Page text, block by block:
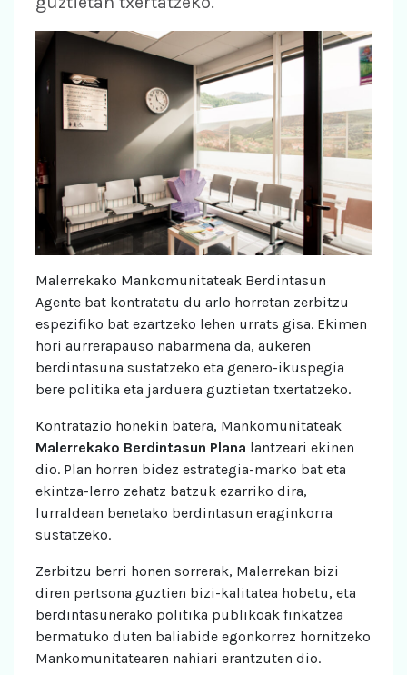
Malerrekako Mankomunitateak Berdintasun
Agente bat kontratatu du arlo horretan zerbitzu
espezifiko bat ezartzeko lehen urrats gisa. Ekimen
hori aurrerapauso nabarmena da, aukeren
berdintasuna sustatzeko eta genero-ikuspegia
bere politika eta jarduera guztietan txertatzeko.
Kontratazio honekin batera, Mankomunitateak
Malerrekako Berdintasun Plana lantzeari ekinen
dio. Plan horren bidez estrategia-marko bat eta
ekintza-lerro zehatz batzuk ezarriko dira,
lurraldean benetako berdintasun eraginkorra
sustatzeko.
Zerbitzu berri honen sorrerak, Malerrekan bizi
diren pertsona guztien bizi-kalitatea hobetu, eta
berdintasunerako politika publikoak finkatzea
bermatuko duten baliabide egonkorrez hornitzeko
Mankomunitatearen nahiari erantzuten dio.